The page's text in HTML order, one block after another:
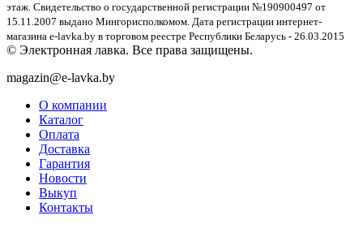
этаж. Свидетельство о государственной регистрации №190900497 от
15.11.2007 выдано Мингорисполкомом. Дата регистрации интернет-
магазина e-lavka.by в торговом реестре Республики Беларусь - 26.03.2015
© Электронная лавка. Все права защищены.
magazin@e-lavka.by
О компании
Каталог
Оплата
Доставка
Гарантия
Новости
Выкуп
Контакты